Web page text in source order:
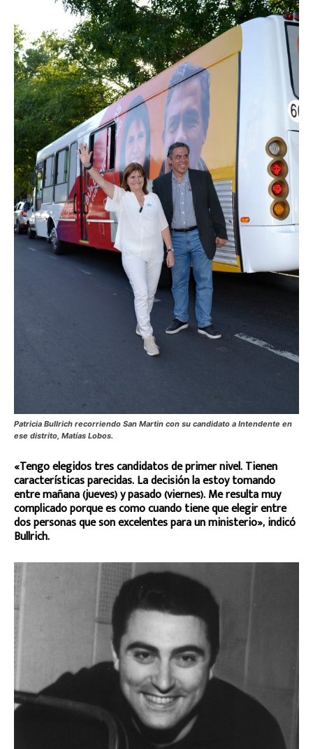
Patricia Bullrich recorriendo San Martin con su candidato a Intendente en
ese distrito, Matías Lobos.
«Tengo elegidos tres candidatos de primer nivel. Tienen
características parecidas. La decisión la estoy tomando
entre mañana (jueves) y pasado (viernes). Me resulta muy
complicado porque es como cuando tiene que elegir entre
dos personas que son excelentes para un ministerio», indicó
Bullrich.